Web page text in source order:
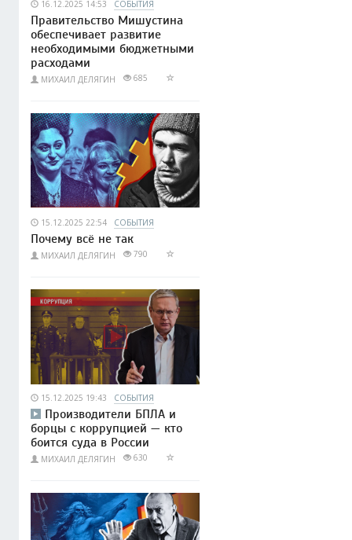
16.12.2025 14:53 СОБЫТИЯ
Правительство Мишустина
обеспечивает развитие
необходимыми бюджетными
расходами
МИХАИЛ ДЕЛЯГИН 685
15.12.2025 22:54 СОБЫТИЯ
Почему всё не так
МИХАИЛ ДЕЛЯГИН 790
15.12.2025 19:43 СОБЫТИЯ
Производители БПЛА и
борцы с коррупцией — кто
боится суда в России
МИХАИЛ ДЕЛЯГИН 630